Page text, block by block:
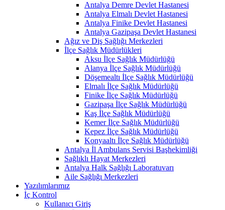
Antalya Demre Devlet Hastanesi
Antalya Elmalı Devlet Hastanesi
Antalya Finike Devlet Hastanesi
Antalya Gazipaşa Devlet Hastanesi
Ağız ve Diş Sağlığı Merkezleri
İlçe Sağlık Müdürlükleri
Aksu İlçe Sağlık Müdürlüğü
Alanya İlçe Sağlık Müdürlüğü
Döşemealtı İlçe Sağlık Müdürlüğü
Elmalı İlçe Sağlık Müdürlüğü
Finike İlçe Sağlık Müdürlüğü
Gazipaşa İlçe Sağlık Müdürlüğü
Kaş İlçe Sağlık Müdürlüğü
Kemer İlçe Sağlık Müdürlüğü
Kepez İlçe Sağlık Müdürlüğü
Konyaaltı İlçe Sağlık Müdürlüğü
Antalya İl Ambulans Servisi Başhekimliği
Sağlıklı Hayat Merkezleri
Antalya Halk Sağlığı Laboratuvarı
Aile Sağlığı Merkezleri
Yazılımlarımız
İç Kontrol
Kullanıcı Giriş